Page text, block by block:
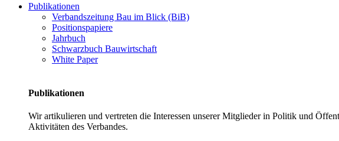
Publikationen
Verbandszeitung Bau im Blick (BiB)
Positionspapiere
Jahrbuch
Schwarzbuch Bauwirtschaft
White Paper
Publikationen
Wir artikulieren und vertreten die Interessen unserer Mitglieder in Politik und
Aktivitäten des Verbandes.